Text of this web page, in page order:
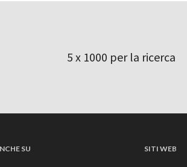
5 x 1000 per la ricerca
SU SITI WEB